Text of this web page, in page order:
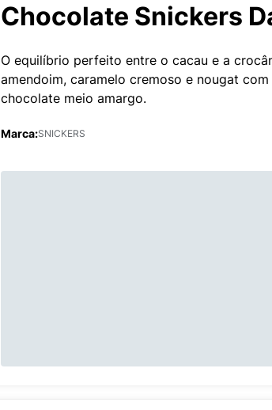
Chocolate Snickers
O equilíbrio perfeito entre o cacau e a
amendoim, caramelo cremoso e nougat
chocolate meio amargo.
Marca:SNICKERS